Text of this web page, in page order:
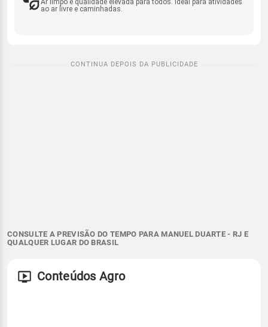
Ar limpo e qualidade elevada para todos. Ideal para atividades
ao ar livre e caminhadas.
CONSULTE A PREVISÃO DO TEMPO PARA MANUEL DUARTE - RJ E
QUALQUER LUGAR DO BRASIL
Conteúdos Agro